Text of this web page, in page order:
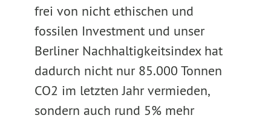
frei von nicht ethischen und
fossilen Investment und unser
Berliner Nachhaltigkeitsindex hat
dadurch nicht nur 85.000 Tonnen
CO2 im letzten Jahr vermieden,
sondern auch rund 5% mehr